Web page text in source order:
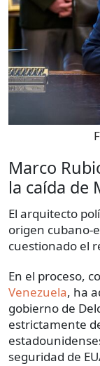
Marco
la caída de
El arquitecto
origen cubano-
cuestionado el
En el proceso,
Venezuela, ha
gobierno de
estrictamente
seguridad de